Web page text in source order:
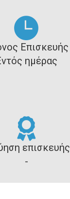
Επισκευής
ημέρας
επισκευής
-